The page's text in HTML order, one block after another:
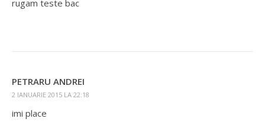
rugam teste bac
PETRARU ANDREI
2 IANUARIE 2015 LA 22:18
imi place